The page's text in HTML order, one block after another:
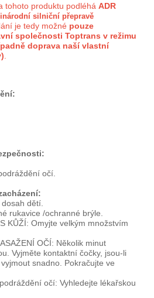
tohoto produktu podléhá ADR
silniční přepravě
je tedy možné pouze
společnosti Toptrans v režimu
doprava naší vlastní
očí.
dětí.
rukavice /ochranné brýle.
KŮŽÍ: Omyjte velkým množstvím
OČÍ: Několik minut
Vyjměte kontaktní čočky, jsou-li
snadno. Pokračujte ve
očí: Vyhledejte lékařskou